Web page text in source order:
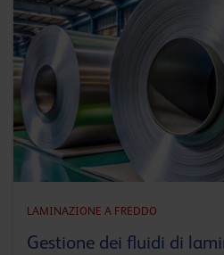
LAMINAZIONE A FREDDO
Gestione dei fluidi di